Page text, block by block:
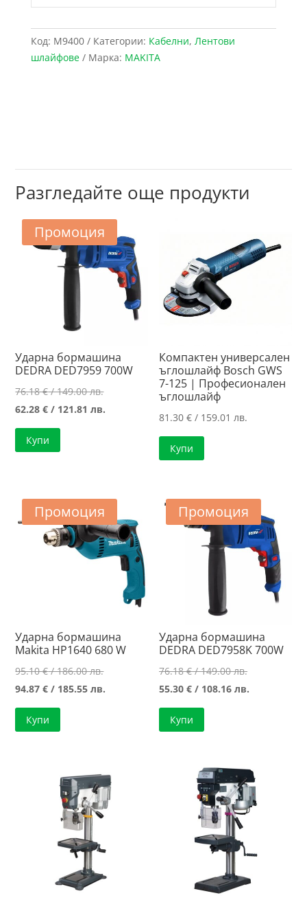
Код: M9400 Категории: Кабелни, Лентови
шлайфове
Марка: MAKITA
Разгледайте още продукти
Промоция
Ударна бормашина
DEDRA DED7959 700W
76.18€/ 149.00 лв.Original
price
62.28€ / 121.81 лв.
121.81 лв..
Купи
Компактен универсален
ъглошлайф Bosch GWS
7-125 | Професионален
ъглошлайф
81.30€ / 159.01 лв.
Купи
Промоция
Ударна бормашина
Makita HP1640 680 W
95.10€/ 186.00 лв.Original
price
94.87€ / 185.55 лв.
185.55 лв..
Купи
Промоция
Ударна бормашина
DEDRA DED7958K 700W
76.18€/ 149.00 лв.Original
price
55.30€ / 108.16 лв.
108.16 лв..
Купи